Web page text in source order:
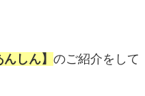
しん】 のご紹介をして